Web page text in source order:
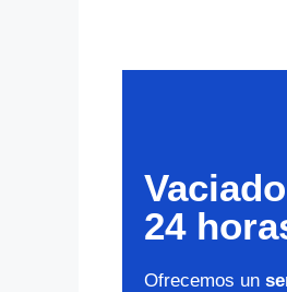
24
Ofrecemos un